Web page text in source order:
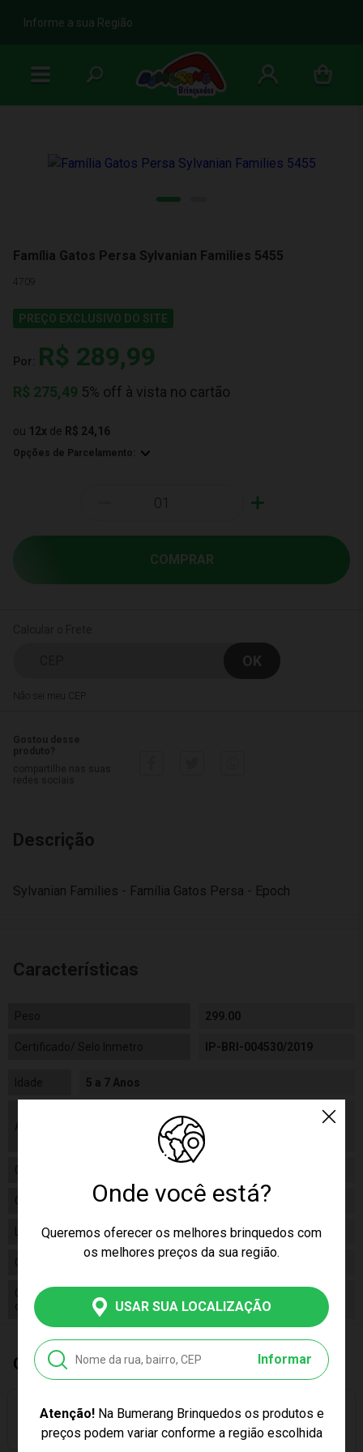
b
Informe a sua Região
Onde você está?
Queremos oferecer os melhores brinquedos com
os melhores preços da sua região.
USAR SUA LOCALIZAÇÃO
Informar
Atenção!Na Bumerang Brinquedos os produtos e
preços podem variar conforme a região escolhida
Família Gatos Persa Sylvanian Families 5455
4709
PREÇO EXCLUSIVO DO SITE
Por: R$ 289,99
R$ 275,49 5% off à vista no cartão
ou 12x de R$ 24,16
Opções de Parcelamento:
+
COMPRAR
Não sei meu CEP
Descrição
Sylvanian Families - Família Gatos Persa - Epoch
Características
299.00
Certificado/ Selo Inmetro IP-BRI-004530/2019
Idade 5 a 7 Anos
Aviso
As cores podem variar entre as imagens
mostradas acima e o produto. Imagens
meramente ilustrativas.
Gênero
Categoria N/a
Linha Brinquedo
Código
Código
de Barras
5054131054550
Quem Comprou, Também Levou
PREÇO EXCLUSIVO